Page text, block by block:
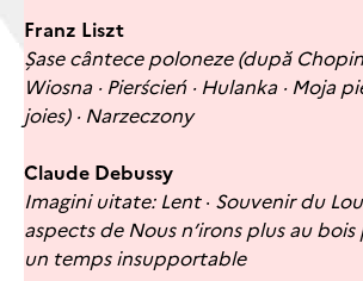
Franz Liszt
Șase cântece poloneze (după
Wiosna · Pierścień · Hulanka · Moja
joies) · Narzeczony
Claude Debussy
Imagini uitate: Lent· Souvenir du
aspects de Nous n’irons plus au
un temps insupportable